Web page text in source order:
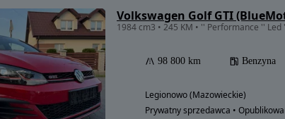
98 800 km Benzyna
Legionowo (Mazowieckie)
Prywatny sprzedawca •